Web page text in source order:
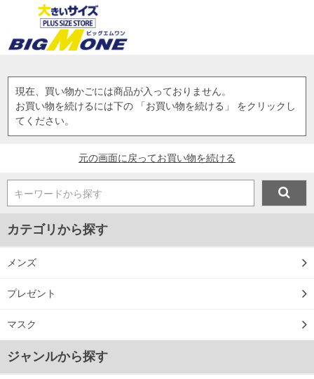
現在、買い物かごには商品が入っておりません。
お買い物を続けるには下の 「お買い物を続ける」 をクリックし
てください。
元の画面に戻ってお買い物を続ける
キーワードから探す
カテゴリから探す
メンズ
プレゼント
マスク
ジャンルから探す